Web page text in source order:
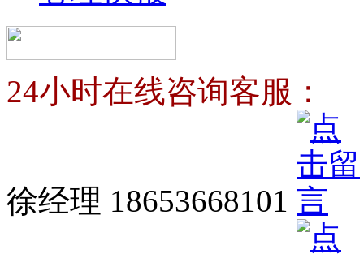
24小时在线咨询客服：
徐经理 18653668101